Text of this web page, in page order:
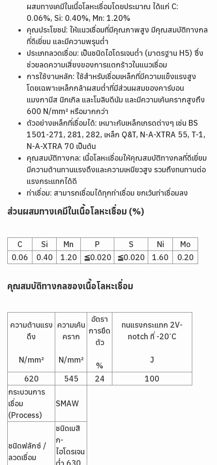
ผสมทางเคมีในเนื้อโลหะเชื่อมโดยประมาณ ได้แก่ C:
0.06%, Si: 0.40%, Mn: 1.20%
คุณประโยชน์: ให้แนวเชื่อมที่มีคุณภาพสูง มีคุณสมบัติทางกล
ที่ดีเยี่ยม และมีความพรุนต่ำ
ประเภทลวดเชื่อม: เป็นชนิดไฮโดรเจนต่ำ (มาตรฐาน H5) ซึ่ง
ช่วยลดความเสี่ยงของการแตกร้าวในแนวเชื่อม
การใช้งานหลัก: ใช้สำหรับเชื่อมเหล็กที่มีความแข็งแรงสูง
โดยเฉพาะเหล็กกล้าผสมต่ำที่มีส่วนผสมของคาร์บอน
แมงกานีส นิกเกิล และโมลิบดีนัม และมีความเค้นครากสูงถึง
600 N/mm² หรือมากกว่า
ตัวอย่างเหล็กที่เชื่อมได้: เหมาะกับเหล็กเกรดต่างๆ เช่น BS
1501-271, 281, 282, เหล็ก Q&T, N-A-XTRA 55, T-1,
N-A-XTRA 70 เป็นต้น
คุณสมบัติทางกล: เนื้อโลหะเชื่อมให้คุณสมบัติทางกลที่ดีเยี่ยม
มีความต้านทานแรงดึงและความเหนียวสูง รวมถึงทนทานต่อ
แรงกระแทกได้ดี
ท่าเชื่อม: สามารถเชื่อมได้ทุกท่าเชื่อม ยกเว้นท่าเชื่อมลง
ส่วนผสมทางเคมีในเนื้อโลหะเชื่อม (%)
C Si Mn P S Ni
Mo
0.06
0.40 1.20 ≦0.020 ≦0.020 1.60 0.20
คุณสมบัติทางกลของเนื้อโลหะเชื่อม
ความต้านแรง
ดึง
N/mm²
ความเค้น
คราก
N/mm²
อัตรา
การยืด
ตัว
%
ทนแรงกระแทก 2V-
notch ที่ -20 ํC
J
620
545 24
100
กระบวนการ
เชื่อม
(Process)
SMAW
ชนิดฟลักซ์ /
ลวดเชื่อม
ชนิดเบสิ
ก-
ไฮโดรเจน
ต่ำ 630